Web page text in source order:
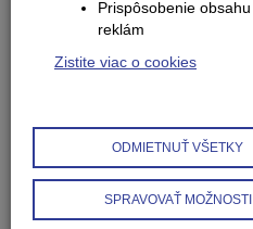
Prispôsobenie obsahu
reklám
Zistite viac o cookies
ODMIETNUŤ VŠETKY
SPRAVOVAŤ MOŽNOSTI